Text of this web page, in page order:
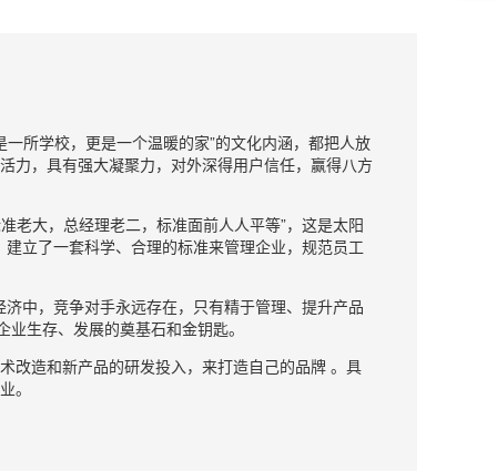
所学校，更是一个温暖的家”的文化内涵，都把人放
力，具有强大凝聚力，对外深得用户信任，赢得八方
大，总经理老二，标准面前人人平等”，这是太阳
立了一套科学、合理的标准来管理企业，规范员工
中，竞争对手永远存在，只有精于管理、提升产品
生存、发展的奠基石和金钥匙。
造和新产品的研发投入，来打造自己的品牌 。具
。